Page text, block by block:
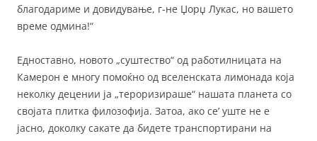
благодариме и довидување, г-не Џорџ Лукас, но вашето
време одмина!“
Едноставно, новото „суштество“ од работилницата на
Камерон е многу помоќно од вселенската лимонада која
неколку децении ја „тероризираше“ нашата планета со
својата плитка филозофија. Затоа, ако се’ уште не е
јасно, доколку сакате да бидете транспортирани на